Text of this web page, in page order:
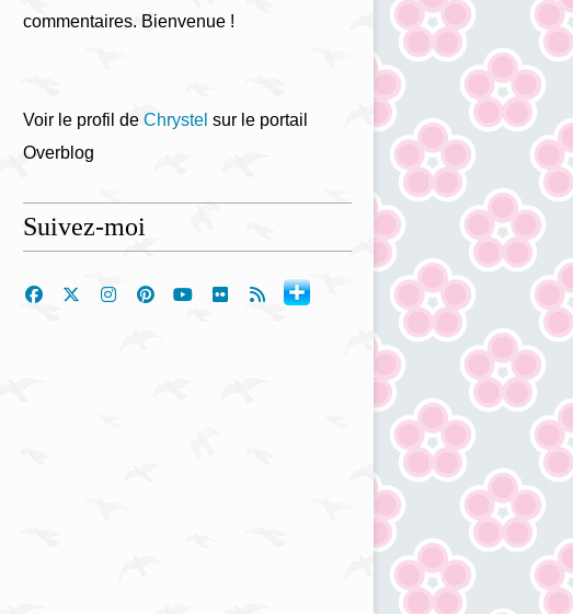
commentaires. Bienvenue !
Voir le profil de Chrystel sur le portail
Overblog
Suivez-moi